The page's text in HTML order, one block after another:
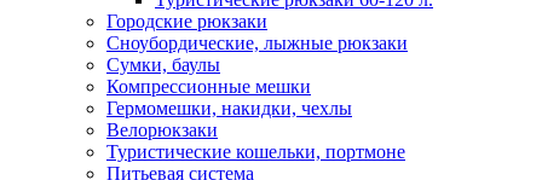
Городские рюкзаки
Сноубордические, лыжные рюкзаки
Сумки, баулы
Компрессионные мешки
Гермомешки, накидки, чехлы
Велорюкзаки
Туристические кошельки, портмоне
Питьевая система